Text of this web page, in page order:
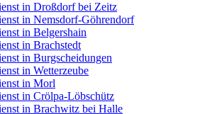
in Droßdorf bei Zeitz
in Nemsdorf-Göhrendorf
in Belgershain
in Brachstedt
in Burgscheidungen
in Wetterzeube
in Morl
in Crölpa-Löbschütz
in Brachwitz bei Halle